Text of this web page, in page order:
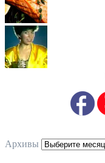
Архивы